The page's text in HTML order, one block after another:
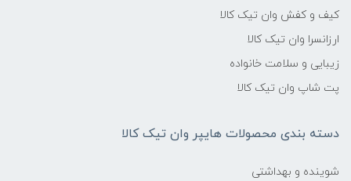
کیف و کفش وان تیک کالا
ارزانسرا وان تیک کالا
زیبایی و سلامت خانواده
پت شاپ وان تیک کالا
دسته بندی محصولات هایپر وان تیک کالا
شوینده و بهداشتی